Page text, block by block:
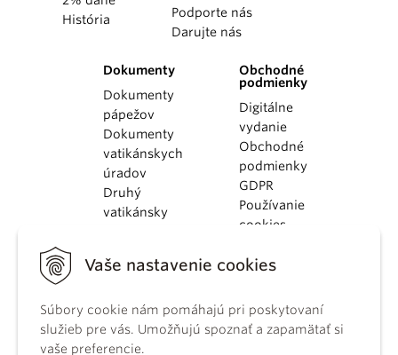
Vaše nastavenie cookies
Súbory cookie nám pomáhajú pri poskytovaní
služieb pre vás. Umožňujú spoznať a zapamätať si
vaše preferencie.
História
Podporte nás
Darujte nás
Dokumenty
Dokumenty
pápežov
Dokumenty
vatikánskych
úradov
Druhý
vatikánsky
KBS
kánonického
práva
Katechizmus
Obchodné
podmienky
Digitálne
vydanie
Obchodné
podmienky
GDPR
Používanie
cookies